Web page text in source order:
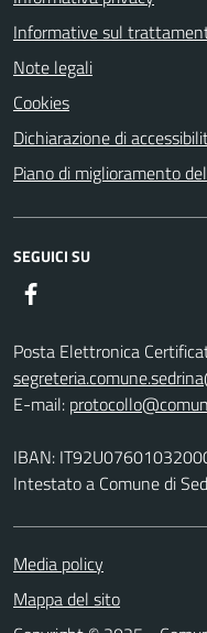
Informative sul
Note legali
Cookies
Dichiarazione di
Piano di miglioramento
SEGUICI SU
Posta Elettronica
E-mail:
IBAN:
Intestato a Comune di
Media policy
Mappa del sito